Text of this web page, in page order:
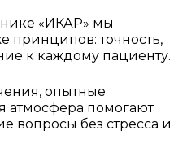
на
«ИКАР» мы
принципов: точность,
к каждому пациенту.
опытные
атмосфера помогают
вопросы без стресса и